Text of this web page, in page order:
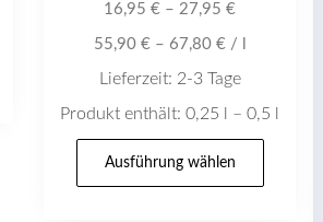
16,95€ –27,95€
55,90 €– 67,80 €/
Lieferzeit: 2-3 Tage
Produkt enthält: 0,25
– 0,5
Ausführung wählen